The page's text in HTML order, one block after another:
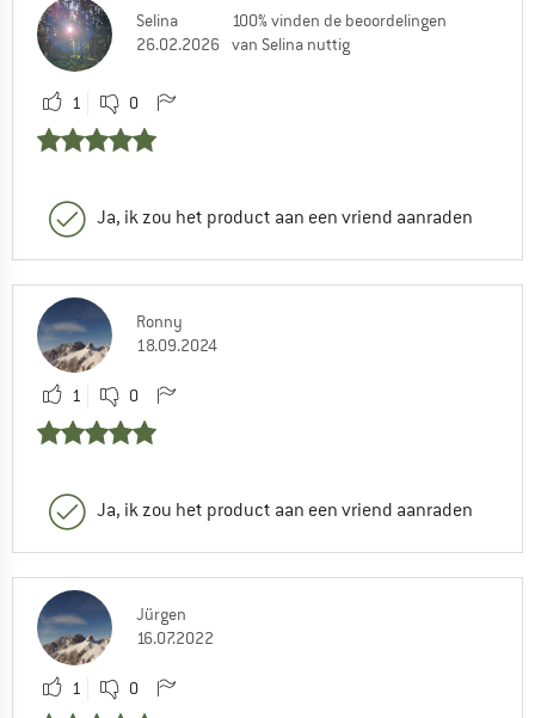
Selina
26.02.2026
100% vinden de beoordelingen
van Selina nuttig
1 0
Ja, ik zou het product aan een vriend aanraden
Ronny
18.09.2024
1 0
Ja, ik zou het product aan een vriend aanraden
Jürgen
16.07.2022
1 0